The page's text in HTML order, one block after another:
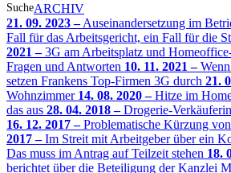
SucheARCHIV
21. 09. 2023 –Auseinandersetzung im
Fall für das Arbeitsgericht, ein Fall für die
2021 –3G am Arbeitsplatz und
Fragen und Antworten 10. 11. 2021 –Wenn
setzen Frankens Top-Firmen 3G durch 21.
Wohnzimmer 14. 08. 2020 –Hitze im
das aus 28. 04. 2018 –Drogerie-
16. 12. 2017 –Problematische Kürzung
2017 –Im Streit mit Arbeitgeber über ein
Das muss im Antrag auf Teilzeit stehen 18.
berichtet über die Beteiligung der Kanzlei